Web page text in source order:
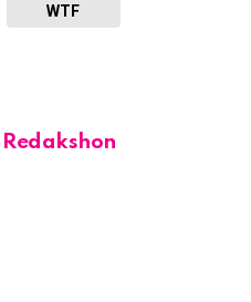
WTF
Redakshon